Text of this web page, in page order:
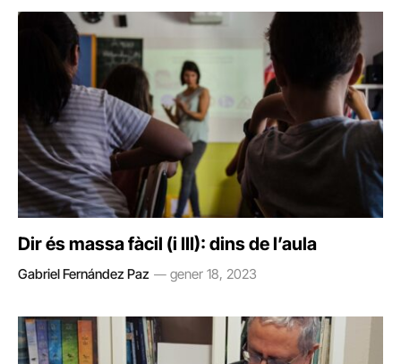
Dir és massa fàcil (i III): dins de l’aula
Gabriel Fernández Paz gener 18, 2023